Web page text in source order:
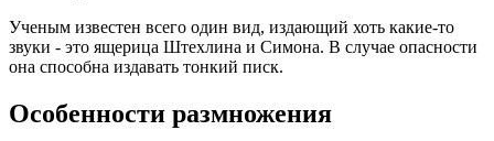
Ученым известен всего один вид, издающий хоть какие-то
звуки - это ящерица Штехлина и Симона. В случае опасности
она способна издавать тонкий писк.
Особенности размножения